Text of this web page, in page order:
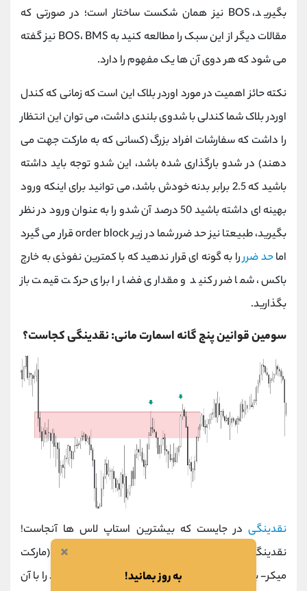
بگیرید، BOS نیز همان شکست ساختار است؛ در صورتی که
مقالات دیگر از این سبک را مطالعه کنید به BOS، BMS نیز گفته
می شود که هر دوی آن ها یک مفهوم را دارد.
نکته حائز اهمیت در مورد اوردر بلاک این است که زمانی که کندل
اوردر بلاک شما کندلی با شدوی بلندی داشت، می توان این انتظار
را داشت که سفارشات افراد بزرگ (کسانی که به مارکت جهت می
دهند) در شدو بارگذاری شده باشد، این شدو توجه باید داشته
باشید که 2.5 برابر بدنه خودش باشد، می توانید برای اینکه ورود
بهینه ای داشته باشید 50 درصد آن شدو را به عنوان ورود در نظر
بگیرید، طبیعتا نیز حد ضرر شما در زیر order block قرار می گیرد
اماحد ضرررا به گونه ای قرار ندهید که با کمترین نفوذی به خارج
باکس، شما ضرر کنید و مقداری فضا را برای حرکت قیمت باز
بگذارید.
سومین قوانین پنج گانه اسمارت مانی: نقدینگی کجاست؟
نقدینگی در جایست که بیشترین استاپ لاس ها آنجاست!
نقدینگی یا لیکوئیدیتی همان پول هایی است که IT (مارکت
میکر- بانک ها - موسسات و...) نیاز دارد تا اوردرهای خود را با آن
×
به روز بمانید!